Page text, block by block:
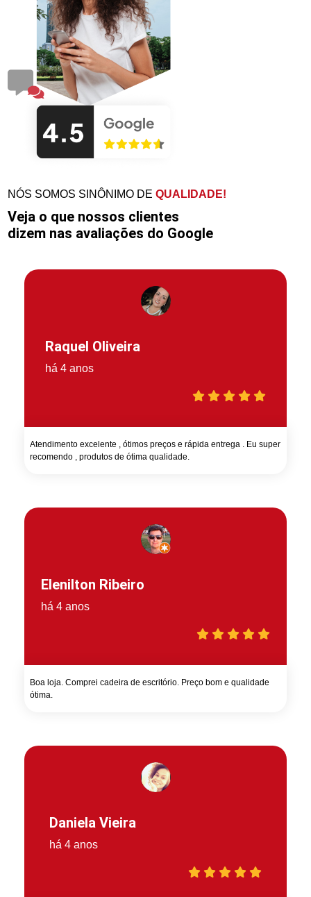
NÓS SOMOS SINÔNIMO DEQUALIDADE!
Veja o que nossos clientes
dizem nas avaliações do Google
Raquel Oliveira
há 4 anos
Atendimento excelente , ótimos preços e rápida entrega . Eu super
recomendo , produtos de ótima qualidade.
Elenilton Ribeiro
há 4 anos
Boa loja. Comprei cadeira de escritório. Preço bom e qualidade
ótima.
Daniela Vieira
há 4 anos